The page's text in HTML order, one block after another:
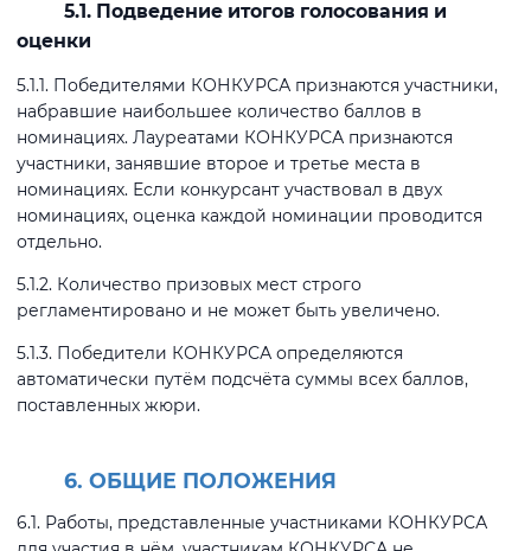
5.1. Подведение итогов голосования и
оценки
5.1.1. Победителями КОНКУРСА признаются участники,
набравшие наибольшее количество баллов в
номинациях. Лауреатами КОНКУРСА признаются
участники, занявшие второе и третье места в
номинациях. Если конкурсант участвовал в двух
номинациях, оценка каждой номинации проводится
отдельно.
5.1.2. Количество призовых мест строго
регламентировано и не может быть увеличено.
5.1.3. Победители КОНКУРСА определяются
автоматически путём подсчёта суммы всех баллов,
поставленных жюри.
6. ОБЩИЕ ПОЛОЖЕНИЯ
6.1. Работы, представленные участниками КОНКУРСА